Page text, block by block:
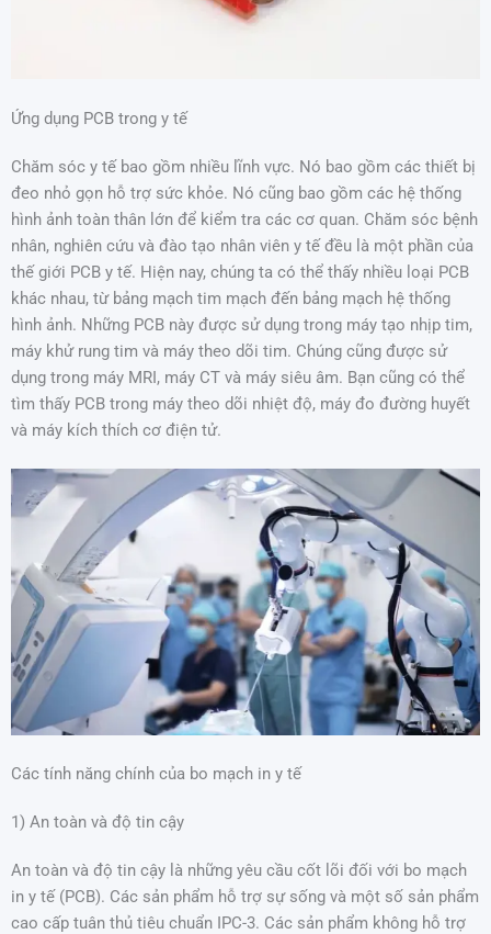
Ứng dụng PCB trong y tế
Chăm sóc y tế bao gồm nhiều lĩnh vực. Nó bao gồm các thiết bị
đeo nhỏ gọn hỗ trợ sức khỏe. Nó cũng bao gồm các hệ thống
hình ảnh toàn thân lớn để kiểm tra các cơ quan. Chăm sóc bệnh
nhân, nghiên cứu và đào tạo nhân viên y tế đều là một phần của
thế giới PCB y tế. Hiện nay, chúng ta có thể thấy nhiều loại PCB
khác nhau, từ bảng mạch tim mạch đến bảng mạch hệ thống
hình ảnh. Những PCB này được sử dụng trong máy tạo nhịp tim,
máy khử rung tim và máy theo dõi tim. Chúng cũng được sử
dụng trong máy MRI, máy CT và máy siêu âm. Bạn cũng có thể
tìm thấy PCB trong máy theo dõi nhiệt độ, máy đo đường huyết
và máy kích thích cơ điện tử.
Các tính năng chính của bo mạch in y tế
1) An toàn và độ tin cậy
An toàn và độ tin cậy là những yêu cầu cốt lõi đối với bo mạch
in y tế (PCB). Các sản phẩm hỗ trợ sự sống và một số sản phẩm
cao cấp tuân thủ tiêu chuẩn IPC-3. Các sản phẩm không hỗ trợ